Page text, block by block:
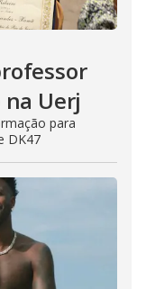
Uerj
para
DK47